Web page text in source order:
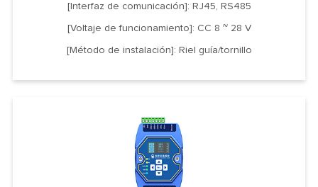
[Interfaz de comunicación]: RJ45, RS485
[Voltaje de funcionamiento]: CC 8 ~ 28 V
[Método de instalación]: Riel guía/tornillo